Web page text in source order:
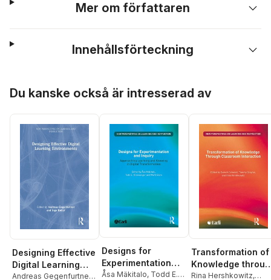
Mer om författaren
Innehållsförteckning
Du kanske också är intresserad av
Designing Effective
Digital Learning
Environments
Andreas Gegenfurtner ,
Designs for
Experimentation
and Inquiry
Åsa Mäkitalo, Todd E.
Transformation of
Knowledge
Classroom
Rina Hershkowitz,